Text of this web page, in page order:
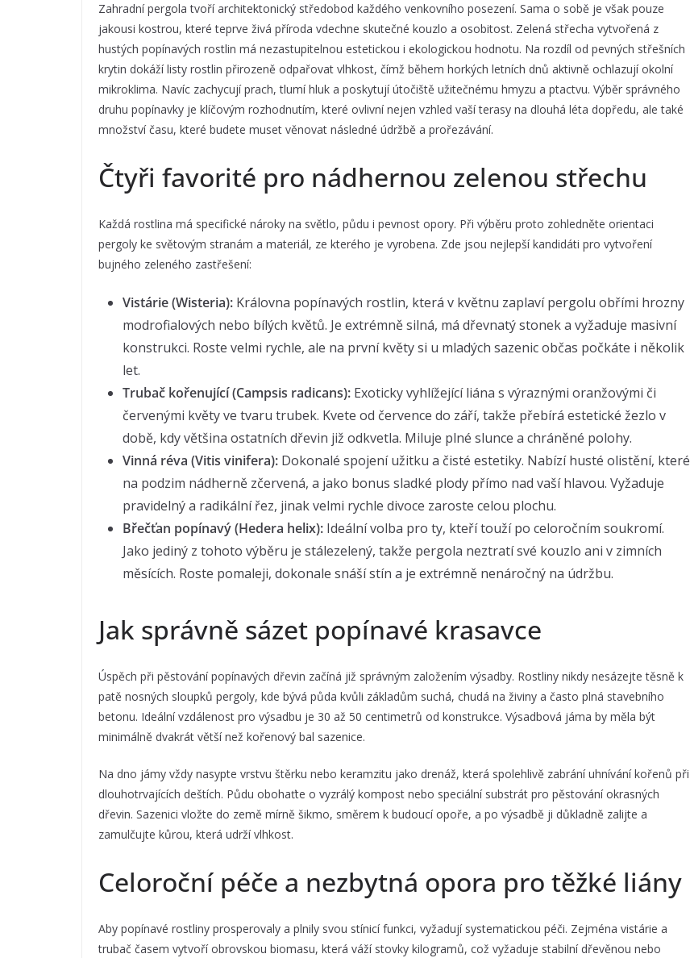
Zahradní pergola tvoří architektonický středobod každého venkovního posezení. Sama o sobě je však pouze
jakousi kostrou, které teprve živá příroda vdechne skutečné kouzlo a osobitost. Zelená střecha vytvořená z
hustých popínavých rostlin má nezastupitelnou estetickou i ekologickou hodnotu. Na rozdíl od pevných střešních
krytin dokáží listy rostlin přirozeně odpařovat vlhkost, čímž během horkých letních dnů aktivně ochlazují okolní
mikroklima. Navíc zachycují prach, tlumí hluk a poskytují útočiště užitečnému hmyzu a ptactvu. Výběr správného
druhu popínavky je klíčovým rozhodnutím, které ovlivní nejen vzhled vaší terasy na dlouhá léta dopředu, ale také
množství času, které budete muset věnovat následné údržbě a prořezávání.
Čtyři favorité pro nádhernou zelenou střechu
Každá rostlina má specifické nároky na světlo, půdu i pevnost opory. Při výběru proto zohledněte orientaci
pergoly ke světovým stranám a materiál, ze kterého je vyrobena. Zde jsou nejlepší kandidáti pro vytvoření
bujného zeleného zastřešení:
Vistárie (Wisteria): Královna popínavých rostlin, která v květnu zaplaví pergolu obřími hrozny
modrofialových nebo bílých květů. Je extrémně silná, má dřevnatý stonek a vyžaduje masivní
konstrukci. Roste velmi rychle, ale na první květy si u mladých sazenic občas počkáte i několik
let.
Trubač kořenující (Campsis radicans): Exoticky vyhlížející liána s výraznými oranžovými či
červenými květy ve tvaru trubek. Kvete od července do září, takže přebírá estetické žezlo v
době, kdy většina ostatních dřevin již odkvetla. Miluje plné slunce a chráněné polohy.
Vinná réva (Vitis vinifera): Dokonalé spojení užitku a čisté estetiky. Nabízí husté olistění, které
na podzim nádherně zčervená, a jako bonus sladké plody přímo nad vaší hlavou. Vyžaduje
pravidelný a radikální řez, jinak velmi rychle divoce zaroste celou plochu.
Břečťan popínavý (Hedera helix): Ideální volba pro ty, kteří touží po celoročním soukromí.
Jako jediný z tohoto výběru je stálezelený, takže pergola neztratí své kouzlo ani v zimních
měsících. Roste pomaleji, dokonale snáší stín a je extrémně nenáročný na údržbu.
Jak správně sázet popínavé krasavce
Úspěch při pěstování popínavých dřevin začíná již správným založením výsadby. Rostliny nikdy nesázejte těsně k
patě nosných sloupků pergoly, kde bývá půda kvůli základům suchá, chudá na živiny a často plná stavebního
betonu. Ideální vzdálenost pro výsadbu je 30 až 50 centimetrů od konstrukce. Výsadbová jáma by měla být
minimálně dvakrát větší než kořenový bal sazenice.
Na dno jámy vždy nasypte vrstvu štěrku nebo keramzitu jako drenáž, která spolehlivě zabrání uhnívání kořenů při
dlouhotrvajících deštích. Půdu obohaťte o vyzrálý kompost nebo speciální substrát pro pěstování okrasných
dřevin. Sazenici vložte do země mírně šikmo, směrem k budoucí opoře, a po výsadbě ji důkladně zalijte a
zamulčujte kůrou, která udrží vlhkost.
Celoroční péče a nezbytná opora pro těžké liány
Aby popínavé rostliny prosperovaly a plnily svou stínicí funkci, vyžadují systematickou péči. Zejména vistárie a
trubač časem vytvoří obrovskou biomasu, která váží stovky kilogramů, což vyžaduje stabilní dřevěnou nebo